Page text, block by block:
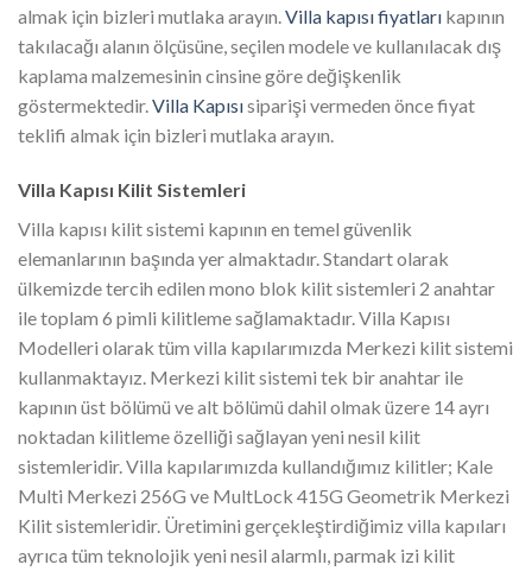
almak için bizleri mutlaka arayın.Villa kapısı fiyatları kapının
takılacağı alanın ölçüsüne, seçilen modele ve kullanılacak dış
kaplama malzemesinin cinsine göre değişkenlik
göstermektedir.Villa Kapısısiparişi vermeden önce fiyat
teklifi almak için bizleri mutlaka arayın.
Villa Kapısı Kilit Sistemleri
Villa kapısı kilit sistemi kapının en temel güvenlik
elemanlarının başında yer almaktadır. Standart olarak
ülkemizde tercih edilen mono blok kilit sistemleri 2 anahtar
ile toplam 6 pimli kilitleme sağlamaktadır. Villa Kapısı
Modelleri olarak tüm villa kapılarımızda Merkezi kilit sistemi
kullanmaktayız. Merkezi kilit sistemi tek bir anahtar ile
kapının üst bölümü ve alt bölümü dahil olmak üzere 14 ayrı
noktadan kilitleme özelliği sağlayan yeni nesil kilit
sistemleridir. Villa kapılarımızda kullandığımız kilitler; Kale
Multi Merkezi 256G ve MultLock 415G Geometrik Merkezi
Kilit sistemleridir. Üretimini gerçekleştirdiğimiz villa kapıları
ayrıca tüm teknolojik yeni nesil alarmlı, parmak izi kilit